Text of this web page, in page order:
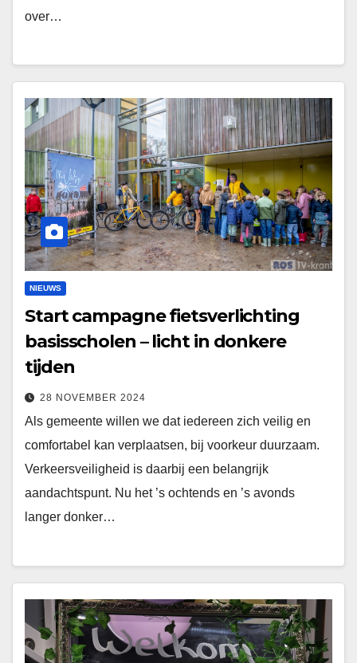
over…
NIEUWS
Start campagne fietsverlichting
basisscholen – licht in donkere
tijden
28 NOVEMBER 2024
Als gemeente willen we dat iedereen zich veilig en
comfortabel kan verplaatsen, bij voorkeur duurzaam.
Verkeersveiligheid is daarbij een belangrijk
aandachtspunt. Nu het ’s ochtends en ’s avonds
langer donker…